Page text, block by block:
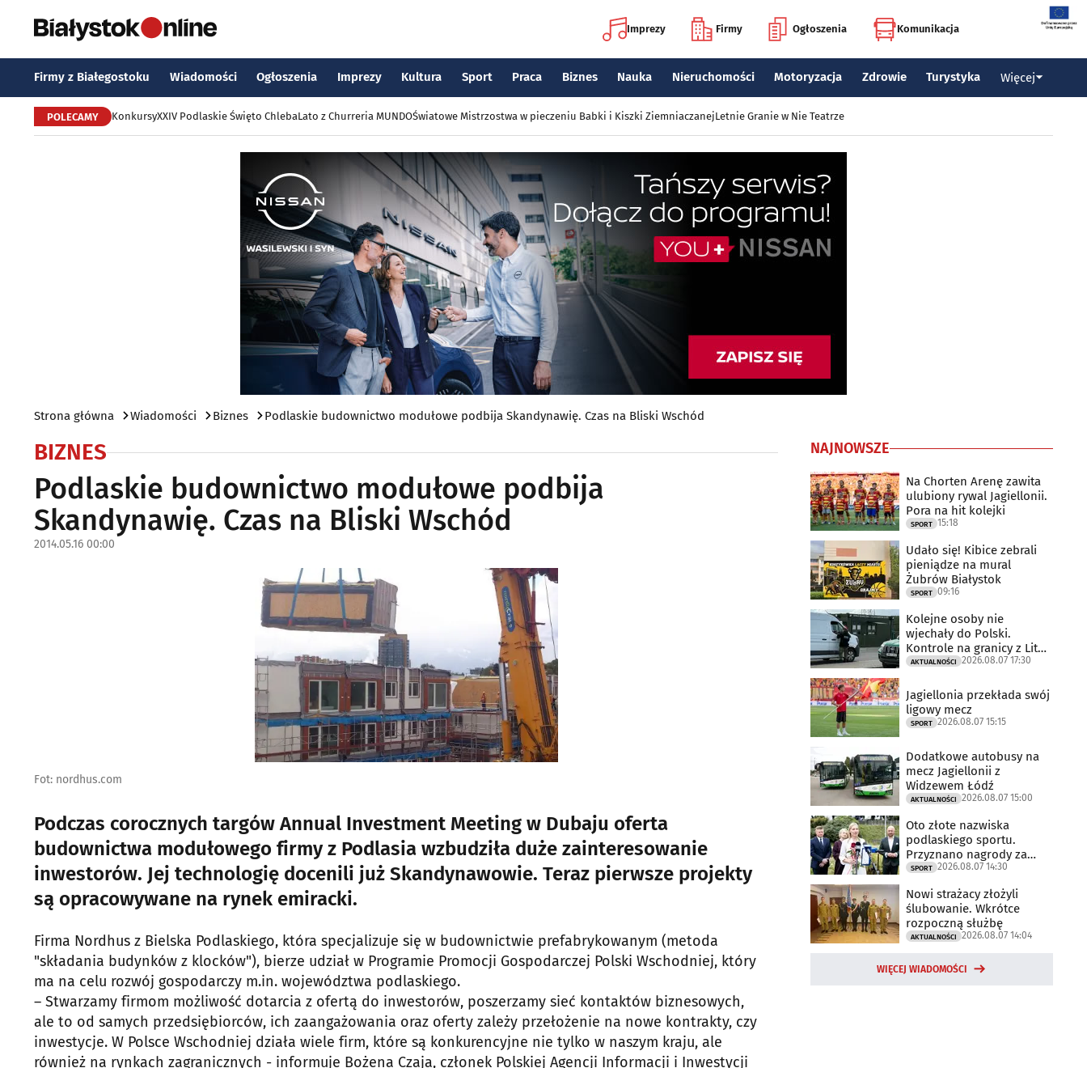
Imprezy Firmy Ogłoszenia Komunikacja
Firmy z Białegostoku Wiadomości Ogłoszenia Imprezy Kultura Sport Praca Biznes Nauka Nieruchomości Motoryzacja Zdrowie Turystyka Więcej
POLECAMY KonkursyXXIV Podlaskie Święto ChlebaLato z Churreria MUNDOŚwiatowe Mistrzostwa w pieczeniu Babki i Kiszki ZiemniaczanejLetnie Granie w Nie Teatrze
Strona główna Wiadomości Biznes Podlaskie budownictwo modułowe podbija Skandynawię. Czas na Bliski Wschód
BIZNES
Podlaskie budownictwo modułowe podbija
Skandynawię. Czas na Bliski Wschód
2014.05.16 00:00
Fot: nordhus.com
Podczas corocznych targów Annual Investment Meeting w Dubaju oferta
budownictwa modułowego firmy z Podlasia wzbudziła duże zainteresowanie
inwestorów. Jej technologię docenili już Skandynawowie. Teraz pierwsze projekty
są opracowywane na rynek emiracki.
Firma Nordhus z Bielska Podlaskiego, która specjalizuje się w budownictwie prefabrykowanym (metoda
"składania budynków z klocków"), bierze udział w Programie Promocji Gospodarczej Polski Wschodniej, który
ma na celu rozwój gospodarczy m.in. województwa podlaskiego.
– Stwarzamy firmom możliwość dotarcia z ofertą do inwestorów, poszerzamy sieć kontaktów biznesowych,
ale to od samych przedsiębiorców, ich zaangażowania oraz oferty zależy przełożenie na nowe kontrakty, czy
inwestycje. W Polsce Wschodniej działa wiele firm, które są konkurencyjne nie tylko w naszym kraju, ale
również na rynkach zagranicznych - informuje Bożena Czaja, członek Polskiej Agencji Informacji i Inwestycji
NAJNOWSZE
Na Chorten Arenę zawita
ulubiony rywal Jagiellonii.
Pora na hit kolejki
SPORT 15:18
Udało się! Kibice zebrali
pieniądze na mural
Żubrów Białystok
SPORT 09:16
Kolejne osoby nie
wjechały do Polski.
Kontrole na granicy z Litwą
trwają
AKTUALNOŚCI 2026.08.07 17:30
Jagiellonia przekłada swój
ligowy mecz
SPORT 2026.08.07 15:15
Dodatkowe autobusy na
mecz Jagiellonii z
Widzewem Łódź
AKTUALNOŚCI 2026.08.07 15:00
Oto złote nazwiska
podlaskiego sportu.
Przyznano nagrody za
2025 rok
SPORT 2026.08.07 14:30
Nowi strażacy złożyli
ślubowanie. Wkrótce
rozpoczną służbę
AKTUALNOŚCI 2026.08.07 14:04
WIĘCEJ WIADOMOŚCI